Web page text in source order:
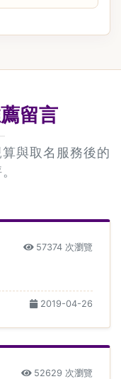
留言
與取名服務後的
57374 次瀏覽
2019-04-26
52629 次瀏覽